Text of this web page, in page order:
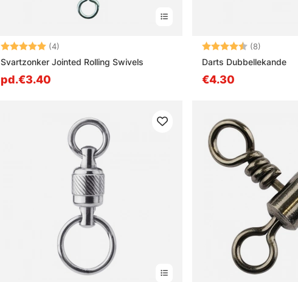
Note: (4)
Svartzonker Jointed Rolling Swivels
pd.€3.40
Note: (8)
Darts Dubbellekande
€4.30